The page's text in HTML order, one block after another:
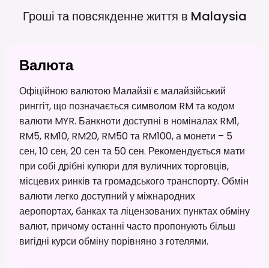
Гроші та повсякденне життя в Malaysia
Валюта
Офіційною валютою Малайзії є малайзійський
ринггіт, що позначається символом RM та кодом
валюти MYR. Банкноти доступні в номіналах RM1,
RM5, RM10, RM20, RM50 та RM100, а монети – 5
сен, 10 сен, 20 сен та 50 сен. Рекомендується мати
при собі дрібні купюри для вуличних торговців,
місцевих ринків та громадського транспорту. Обмін
валюти легко доступний у міжнародних
аеропортах, банках та ліцензованих пунктах обміну
валют, причому останні часто пропонують більш
вигідні курси обміну порівняно з готелями.